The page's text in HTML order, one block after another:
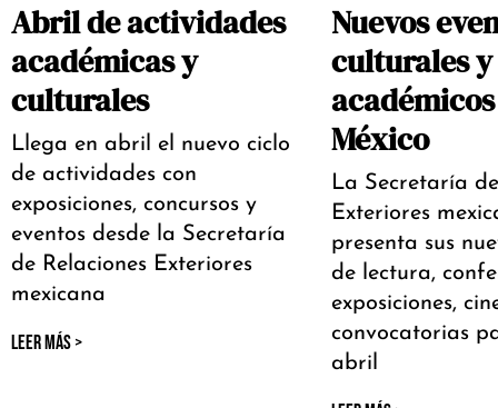
Abril de actividades
académicas y
culturales
Llega en abril el nuevo ciclo
de actividades con
exposiciones, concursos y
eventos desde la Secretaría
de Relaciones Exteriores
mexicana
LEER MÁS >
Nuevos
culturales y
México
La Secretaría
Exteriores
presenta sus
de lectura,
exposiciones,
convocatorias
abril